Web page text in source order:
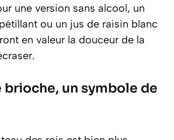
une version sans alcool, un
ou un jus de raisin blanc
en valeur la douceur de la
brioche, un symbole de